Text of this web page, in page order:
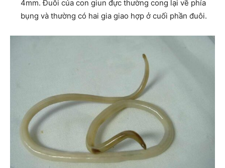
4mm. Đuôi của con giun đực thường cong lại về phía
bụng và thường có hai gia giao hợp ở cuối phần đuôi.